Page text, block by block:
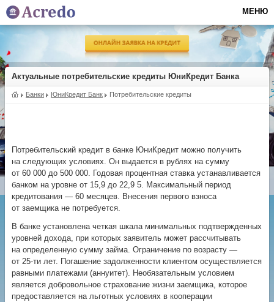
Актуальные потребительские кредиты ЮниКредит Банка
Банки ЮниКредит Банк Потребительские кредиты
Потребительский кредит в банке ЮниКредит можно получить
на следующих условиях. Он выдается в рублях на сумму
от 60 000 до 500 000. Годовая процентная ставка устанавливается
банком на уровне от 15,9 до 22,9 5. Максимальный период
кредитования — 60 месяцев. Внесения первого взноса
от заемщика не потребуется.
В банке установлена четкая шкала минимальных подтвержденных
уровней дохода, при которых заявитель может рассчитывать
на определенную сумму займа. Ограничение по возрасту —
от 25-ти лет. Погашение задолженности клиентом осуществляется
равными платежами (аннуитет). Необязательным условием
является добровольное страхование жизни заемщика, которое
предоставляется на льготных условиях в кооперации
МЕНЮ